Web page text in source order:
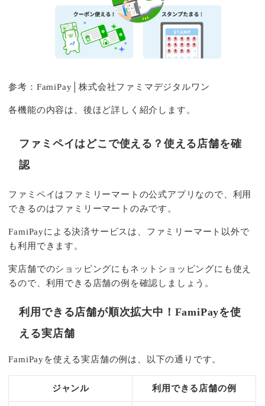
参考： FamiPay│株式会社ファミマデジタルワン
各機能の内容は、後ほど詳しく紹介します。
ファミペイはどこで使える？使える店舗を確
認
ファミペイはファミリーマートの公式アプリなので、利用
できるのはファミリーマートのみです。
FamiPayによる決済サービスは、ファミリーマート以外で
も利用できます。
実店舗でのショッピングにもネットショッピングにも使え
るので、利用できる店舗の例を確認しましょう。
利用できる店舗が順次拡大中！FamiPayを使
える実店舗
FamiPayを使える実店舗の例は、以下の通りです。
ジャンル 利用できる店舗の例